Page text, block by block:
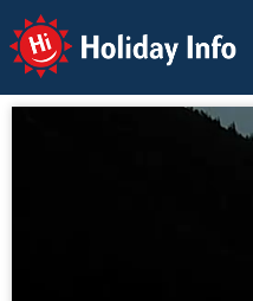
Holiday Info